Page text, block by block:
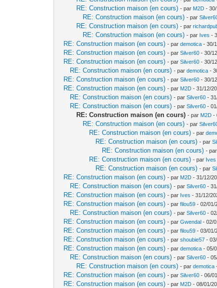
RE: Construction maison (en cours) - par M2D -
RE: Construction maison (en cours) - par
RE: Construction maison (en cours) - par
RE: Construction maison (en cours) - par Ives -
RE: Construction maison (en cours) - pardemotica - 30/
RE: Construction maison (en cours) - parSilver60 - 30/
RE: Construction maison (en cours) - parSilver60 - 30/
RE: Construction maison (en cours) - pardemotica -
RE: Construction maison (en cours) - parSilver60 - 30/
RE: Construction maison (en cours) - par M2D - 31/12/
RE: Construction maison (en cours) - parSilver60 -
RE: Construction maison (en cours) - parSilver60 -
RE: Construction maison (en cours) - par M2D -
RE: Construction maison (en cours) - par
RE: Construction maison (en cours) - par
RE: Construction maison (en cours) - par
RE: Construction maison (en cours) - par
RE: Construction maison (en cours) - par Ives
RE: Construction maison (en cours) - par
RE: Construction maison (en cours) - par M2D - 31/12/
RE: Construction maison (en cours) - parSilver60 -
RE: Construction maison (en cours) - par Ives - 31/12/
RE: Construction maison (en cours) - parfilou59 - 02/01/
RE: Construction maison (en cours) - parSilver60 -
RE: Construction maison (en cours) - parGwendal - 02/
RE: Construction maison (en cours) - parfilou59 - 03/01/
RE: Construction maison (en cours) - parshoubie57 -
RE: Construction maison (en cours) - pardemotica - 05/
RE: Construction maison (en cours) - parSilver60 -
RE: Construction maison (en cours) - pardemotica
RE: Construction maison (en cours) - parSilver60 - 06/
RE: Construction maison (en cours) - par M2D - 08/01/